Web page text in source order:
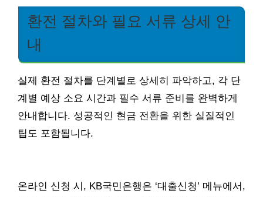
환전 절차와 필요 서류 상세 안
내
실제 환전 절차를 단계별로 상세히 파악하고, 각 단
계별 예상 소요 시간과 필수 서류 준비를 완벽하게
안내합니다. 성공적인 현금 전환을 위한 실질적인
팁도 포함됩니다.
온라인 신청 시, KB국민은행은 ‘대출신청’ 메뉴에서,